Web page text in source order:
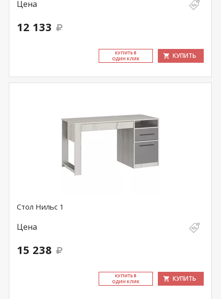
Цена
12 133
КУ­ПИТЬ В
ОДИН КЛИК
КУПИТЬ
Стол Нильс 1
Цена
15 238
КУ­ПИТЬ В
ОДИН КЛИК
КУПИТЬ